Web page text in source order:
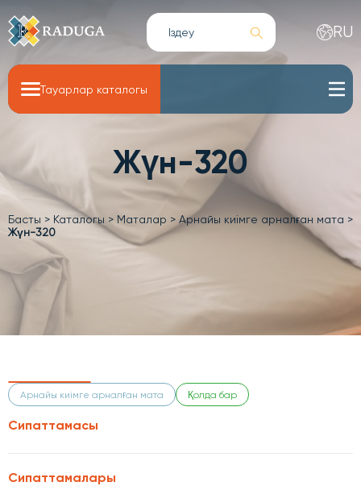
RU
Тауарлар каталогы
Жүн-320
Басты > Каталогы > Маталар > Арнайы киімге арналған мата >
Жүн-320
Арнайы киімге арналған мата Қолда бар
Сипаттамасы
Сипаттамалары